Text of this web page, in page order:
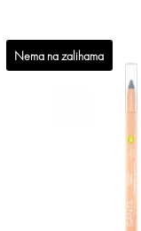
Nema na zalihama